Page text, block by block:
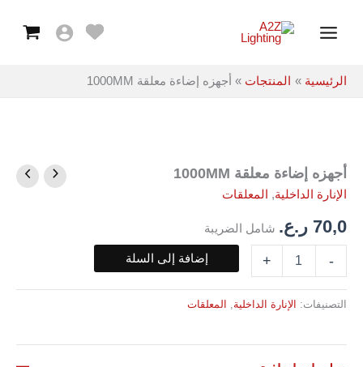
Menu
الرئيسية المنتجات أجهزه إضاءة معلقة 1000MM
أجهزه إضاءة معلقة 1000MM
الإنارة الداخلية, المعلقات
70,0 ر.ع. شامل الضريبة
-
كمية
أجهزه
إضاءة
معلقة
1000MM
+ إضافة إلى السلة
التصنيفات: الإنارة الداخلية المعلقات